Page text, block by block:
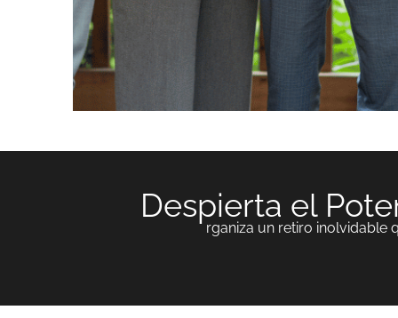
Despierta el
rganiza un retiro inolvidable